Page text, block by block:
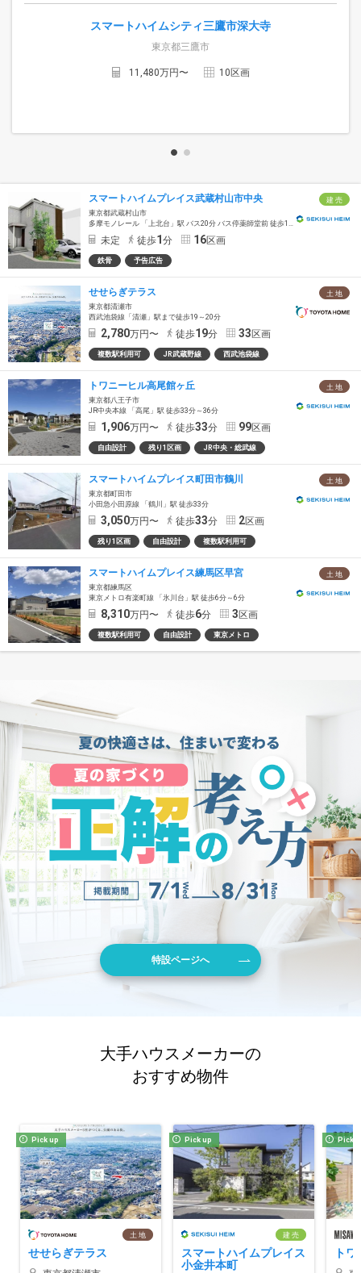
スマートハイムシティ三鷹市深大寺
東京都三鷹市
11,480万円〜 10 区画
建 売
スマートハイムプレイス武蔵村山市中央
東京都武蔵村山市
多摩モノレール 「上北台」駅 バス20分 バス停薬師堂前 徒歩1分～3分
未定 徒歩1 分 16区画
鉄骨 予告広告
土 地
せせらぎテラス
東京都清瀬市
西武池袋線「清瀬」駅まで徒歩19～20分
2,780万円〜 徒歩19分 33 区画
複数駅利用可 JR武蔵野線 西武池袋線
土 地
トワニーヒル高尾館ヶ丘
東京都八王子市
JR中央本線 「高尾」駅 徒歩33分～36分
1,906万円〜 徒歩33分 99区画
自由設計 残り1区画 JR中央・総武線
土 地
スマートハイムプレイス町田市鶴川
東京都町田市
小田急小田原線 「鶴川」駅 徒歩33分
3,050万円〜 徒歩33分 2区画
残り1区画 自由設計 複数駅利用可
土 地
スマートハイムプレイス練馬区早宮
東京都練馬区
東京メトロ有楽町線 「氷川台」駅 徒歩6分～6分
8,310万円〜 徒歩6分 3 区画
複数駅利用可 自由設計 東京メトロ
特設ページへ
大手ハウスメーカーの
おすすめ物件
Pick up
土 地
せせらぎテラス
Pick up
建 売
スマートハイムプレイス
小金井本町
Pick
ト